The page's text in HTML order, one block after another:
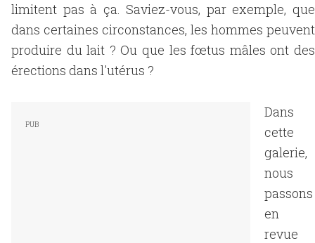
limitent pas à ça. Saviez-vous, par exemple, que
dans certaines circonstances, les hommes peuvent
produire du lait ? Ou que les fœtus mâles ont des
érections dans l'utérus ?
Dans
cette
galerie,
nous
passons
en
revue